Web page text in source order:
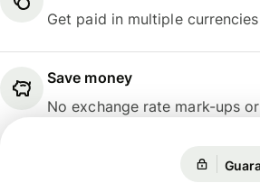
Get paid in multiple
Save money
No exchange rate mark-ups